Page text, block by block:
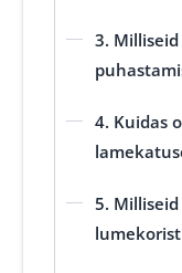
3.
4. Kuidas
5.